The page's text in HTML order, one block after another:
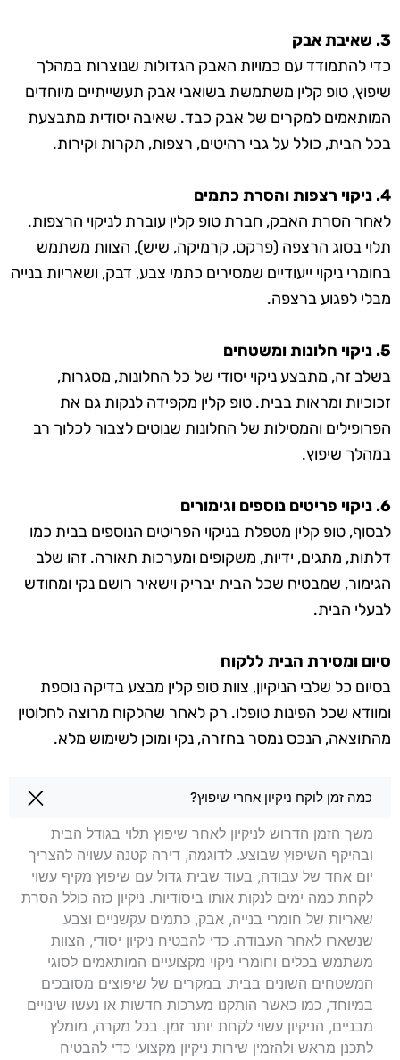
3. שאיבת אבק
כדי להתמודד עם כמויות האבק הגדולות שנוצרות במהלך
שיפוץ, טופ קלין משתמשת בשואבי אבק תעשייתיים מיוחדים
המותאמים למקרים של אבק כבד. שאיבה יסודית מתבצעת
בכל הבית, כולל על גבי רהיטים, רצפות, תקרות וקירות.
4. ניקוי רצפות והסרת כתמים
לאחר הסרת האבק, חברת טופ קלין עוברת לניקוי הרצפות.
תלוי בסוג הרצפה (פרקט, קרמיקה, שיש), הצוות משתמש
בחומרי ניקוי ייעודיים שמסירים כתמי צבע, דבק, ושאריות בנייה
מבלי לפגוע ברצפה.
5. ניקוי חלונות ומשטחים
בשלב זה, מתבצע ניקוי יסודי של כל החלונות, מסגרות,
זכוכיות ומראות בבית. טופ קלין מקפידה לנקות גם את
הפרופילים והמסילות של החלונות שנוטים לצבור לכלוך רב
במהלך שיפוץ.
6. ניקוי פריטים נוספים וגימורים
לבסוף, טופ קלין מטפלת בניקוי הפריטים הנוספים בבית כמו
דלתות, מתגים, ידיות, משקופים ומערכות תאורה. זהו שלב
הגימור, שמבטיח שכל הבית יבריק וישאיר רושם נקי ומחודש
לבעלי הבית.
סיום ומסירת הבית ללקוח
בסיום כל שלבי הניקיון, צוות טופ קלין מבצע בדיקה נוספת
ומוודא שכל הפינות טופלו. רק לאחר שהלקוח מרוצה לחלוטין
מהתוצאה, הנכס נמסר בחזרה, נקי ומוכן לשימוש מלא.
שאלות בנושא ניקיון לאחר שיפוץ בביתר עילית
כמה זמן לוקח ניקיון אחרי שיפוץ?
משך הזמן הדרוש לניקיון לאחר שיפוץ תלוי בגודל הבית
ובהיקף השיפוץ שבוצע. לדוגמה, דירה קטנה עשויה להצריך
יום אחד של עבודה, בעוד שבית גדול עם שיפוץ מקיף עשוי
לקחת כמה ימים לנקות אותו ביסודיות. ניקיון כזה כולל הסרת
שאריות של חומרי בנייה, אבק, כתמים עקשניים וצבע
שנשארו לאחר העבודה. כדי להבטיח ניקיון יסודי, הצוות
משתמש בכלים וחומרי ניקוי מקצועיים המותאמים לסוגי
המשטחים השונים בבית. במקרים של שיפוצים מסובכים
במיוחד, כמו כאשר הותקנו מערכות חדשות או נעשו שינויים
מבניים, הניקיון עשוי לקחת יותר זמן. בכל מקרה, מומלץ
לתכנן מראש ולהזמין שירות ניקיון מקצועי כדי להבטיח